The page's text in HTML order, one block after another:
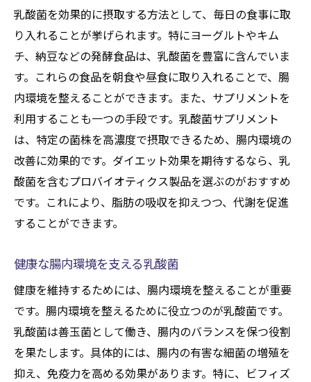
乳酸菌を効果的に摂取する方法として、毎日の食事に取
り入れることが挙げられます。特にヨーグルトやキム
チ、納豆などの発酵食品は、乳酸菌を豊富に含んでいま
す。これらの食品を朝食や昼食に取り入れることで、腸
内環境を整えることができます。また、サプリメントを
利用することも一つの手段です。乳酸菌サプリメント
は、特定の菌株を高濃度で摂取できるため、腸内環境の
改善に効果的です。ダイエット効果を期待するなら、乳
酸菌を含むプロバイオティクス製品を選ぶのがおすすめ
です。これにより、脂肪の吸収を抑えつつ、代謝を促進
することができます。
健康な腸内環境を支える乳酸菌
健康を維持するためには、腸内環境を整えることが重要
です。腸内環境を整えるために役立つのが乳酸菌です。
乳酸菌は善玉菌として働き、腸内のバランスを保つ役割
を果たします。具体的には、腸内の有害な細菌の増殖を
抑え、免疫力を高める効果があります。特に、ビフィズ